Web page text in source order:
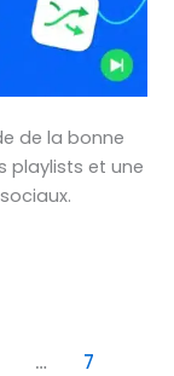
de la bonne
playlists et une
…
7